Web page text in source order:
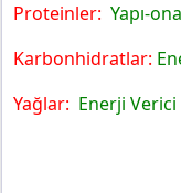
Proteinler: Yapı-
Karbonhidratlar:
Yağlar: Enerji Verici